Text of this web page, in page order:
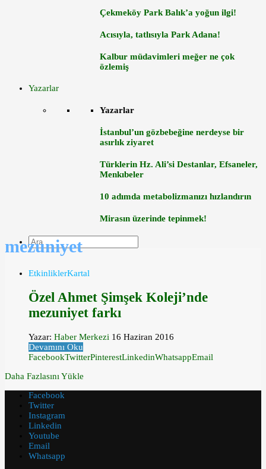
Çekmeköy Park Balık’a yoğun ilgi!
Acısıyla, tatlısıyla Park Adana!
Kalbur müdavimleri meğer ne çok
özlemiş
Yazarlar
Yazarlar
İstanbul’un gözbebeğine nerdeyse bir
asırlık ziyaret
Türklerin Hz. Ali’si Destanlar, Efsaneler,
Menkıbeler
10 adımda metabolizmanızı hızlandırın
Mirasın üzerinde tepinmek!
mezuniyet
EtkinliklerKartal
Özel Ahmet Şimşek Koleji’nde
mezuniyet farkı
Yazar: Haber Merkezi 16 Haziran 2016
Devamını Oku
FacebookTwitterPinterestLinkedinWhatsappEmail
Daha Fazlasını Yükle
Facebook
Twitter
Instagram
Linkedin
Youtube
Email
Whatsapp